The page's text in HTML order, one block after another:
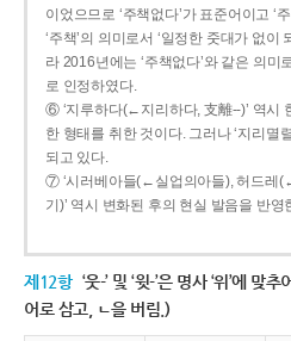
이었으므로 ‘주책없다’가 표준어이고 ‘
‘주책’의 의미로서 ‘일정한 줏대가 없이
라 2016년에는 ‘주책없다’와 같은 의미
로 인정하였다.
⑥ ‘지루하다(←지리하다, 支離--)’ 역시
한 형태를 취한 것이다. 그러나 ‘지리멸
되고 있다.
⑦ ‘시러베아들(←실업의아들), 허드레
기)’ 역시 변화된 후의 현실 발음을 반영
제12항 ‘웃-’ 및 ‘윗-’은 명사 ‘위’에 맞
어로 삼고, ㄴ을 버림.)